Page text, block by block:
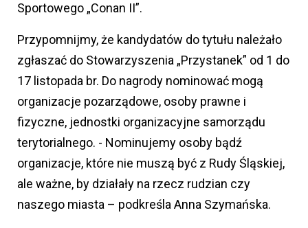
Sportowego „Conan II”.
Przypomnijmy, że kandydatów do tytułu należało
zgłaszać do Stowarzyszenia „Przystanek” od 1 do
17 listopada br. Do nagrody nominować mogą
organizacje pozarządowe, osoby prawne i
fizyczne, jednostki organizacyjne samorządu
terytorialnego. - Nominujemy osoby bądź
organizacje, które nie muszą być z Rudy Śląskiej,
ale ważne, by działały na rzecz rudzian czy
naszego miasta – podkreśla Anna Szymańska.